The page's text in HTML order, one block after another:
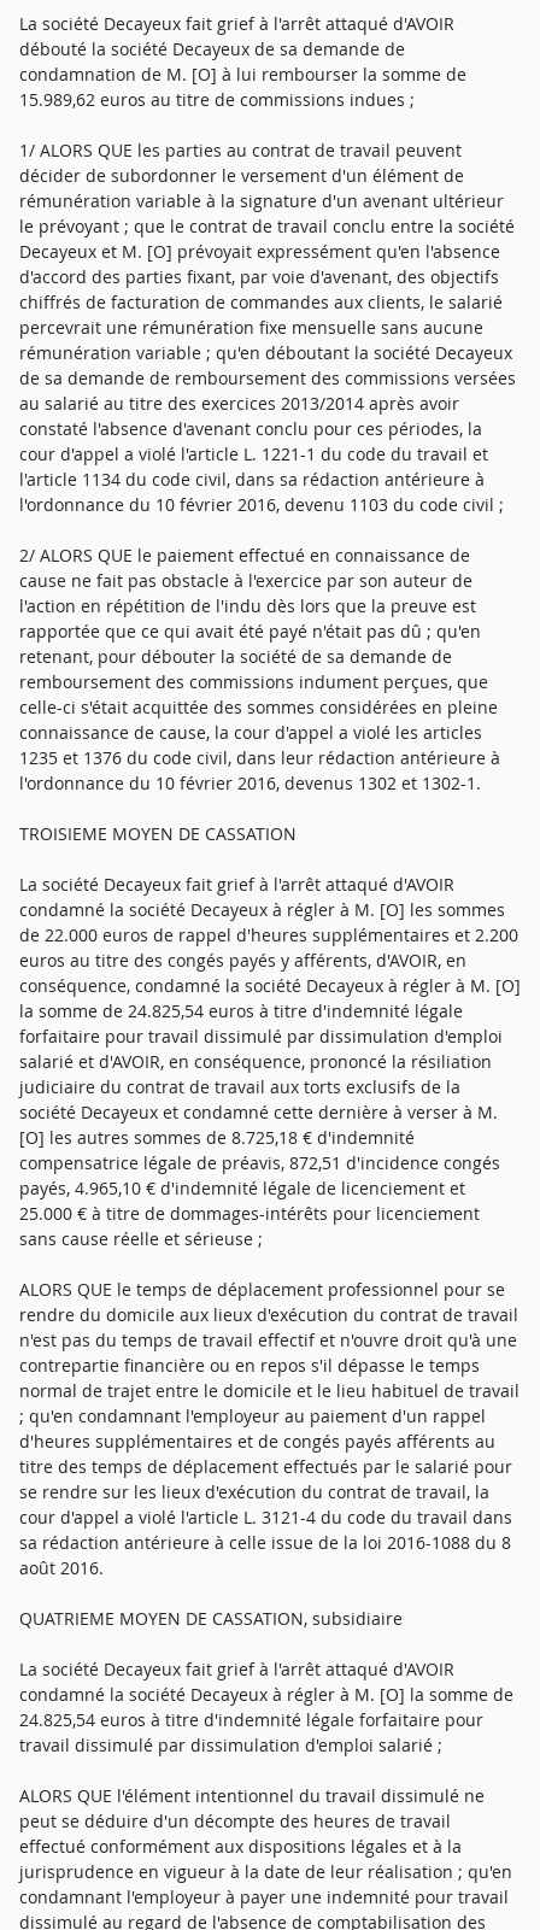
La société Decayeux fait grief à l'arrêt attaqué d'AVOIR
débouté la société Decayeux de sa demande de
condamnation de M. [O] à lui rembourser la somme de
15.989,62 euros au titre de commissions indues ;
1/ ALORS QUE les parties au contrat de travail peuvent
décider de subordonner le versement d'un élément de
rémunération variable à la signature d'un avenant ultérieur
le prévoyant ; que le contrat de travail conclu entre la société
Decayeux et M. [O] prévoyait expressément qu'en l'absence
d'accord des parties fixant, par voie d'avenant, des objectifs
chiffrés de facturation de commandes aux clients, le salarié
percevrait une rémunération fixe mensuelle sans aucune
rémunération variable ; qu'en déboutant la société Decayeux
de sa demande de remboursement des commissions versées
au salarié au titre des exercices 2013/2014 après avoir
constaté l'absence d'avenant conclu pour ces périodes, la
cour d'appel a violé l'article L. 1221-1 du code du travail et
l'article 1134 du code civil, dans sa rédaction antérieure à
l'ordonnance du 10 février 2016, devenu 1103 du code civil ;
2/ ALORS QUE le paiement effectué en connaissance de
cause ne fait pas obstacle à l'exercice par son auteur de
l'action en répétition de l'indu dès lors que la preuve est
rapportée que ce qui avait été payé n'était pas dû ; qu'en
retenant, pour débouter la société de sa demande de
remboursement des commissions indument perçues, que
celle-ci s'était acquittée des sommes considérées en pleine
connaissance de cause, la cour d'appel a violé les articles
1235 et 1376 du code civil, dans leur rédaction antérieure à
l'ordonnance du 10 février 2016, devenus 1302 et 1302-1.
TROISIEME MOYEN DE CASSATION
La société Decayeux fait grief à l'arrêt attaqué d'AVOIR
condamné la société Decayeux à régler à M. [O] les sommes
de 22.000 euros de rappel d'heures supplémentaires et 2.200
euros au titre des congés payés y afférents, d'AVOIR, en
conséquence, condamné la société Decayeux à régler à M. [O]
la somme de 24.825,54 euros à titre d'indemnité légale
forfaitaire pour travail dissimulé par dissimulation d'emploi
salarié et d'AVOIR, en conséquence, prononcé la résiliation
judiciaire du contrat de travail aux torts exclusifs de la
société Decayeux et condamné cette dernière à verser à M.
[O] les autres sommes de 8.725,18 € d'indemnité
compensatrice légale de préavis, 872,51 d'incidence congés
payés, 4.965,10 € d'indemnité légale de licenciement et
25.000 € à titre de dommages-intérêts pour licenciement
sans cause réelle et sérieuse ;
ALORS QUE le temps de déplacement professionnel pour se
rendre du domicile aux lieux d'exécution du contrat de travail
n'est pas du temps de travail effectif et n'ouvre droit qu'à une
contrepartie financière ou en repos s'il dépasse le temps
normal de trajet entre le domicile et le lieu habituel de travail
; qu'en condamnant l'employeur au paiement d'un rappel
d'heures supplémentaires et de congés payés afférents au
titre des temps de déplacement effectués par le salarié pour
se rendre sur les lieux d'exécution du contrat de travail, la
cour d'appel a violé l'article L. 3121-4 du code du travail dans
sa rédaction antérieure à celle issue de la loi 2016-1088 du 8
août 2016.
QUATRIEME MOYEN DE CASSATION, subsidiaire
La société Decayeux fait grief à l'arrêt attaqué d'AVOIR
condamné la société Decayeux à régler à M. [O] la somme de
24.825,54 euros à titre d'indemnité légale forfaitaire pour
travail dissimulé par dissimulation d'emploi salarié ;
ALORS QUE l'élément intentionnel du travail dissimulé ne
peut se déduire d'un décompte des heures de travail
effectué conformément aux dispositions légales et à la
jurisprudence en vigueur à la date de leur réalisation ; qu'en
condamnant l'employeur à payer une indemnité pour travail
dissimulé au regard de l'absence de comptabilisation des